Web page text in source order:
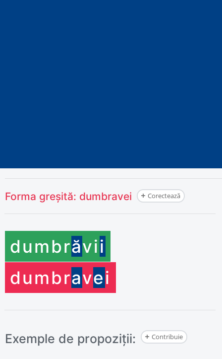
Forma greșită: dumbravei Corectează
dumbrăvii
dumbravei
Exemple de propoziții: Contribuie